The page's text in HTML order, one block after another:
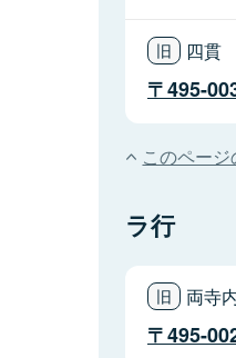
四貫
495-
このペー
ラ行
両寺
495-